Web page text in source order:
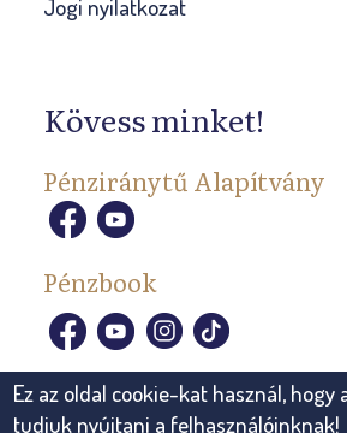
Jogi nyilatkozat
Kövess minket!
Pénziránytű Alapítvány
Pénzbook
Ez az oldal cookie-kat használ, hogy
tudjuk nyújtani a felhasználóinknak!